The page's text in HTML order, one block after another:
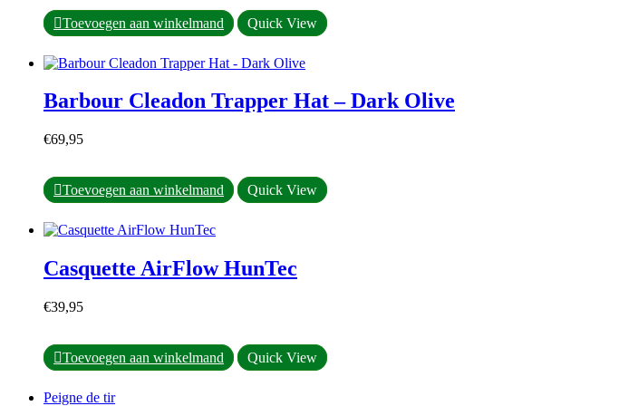
Toevoegen aan winkelmand Quick View
Barbour Cleadon Trapper Hat – Dark Olive
€69,95
Toevoegen aan winkelmand
Ce
produit
Les
options
sur
la
Quick View
Casquette AirFlow HunTec
€39,95
Toevoegen aan winkelmand Quick View
Peigne de tir